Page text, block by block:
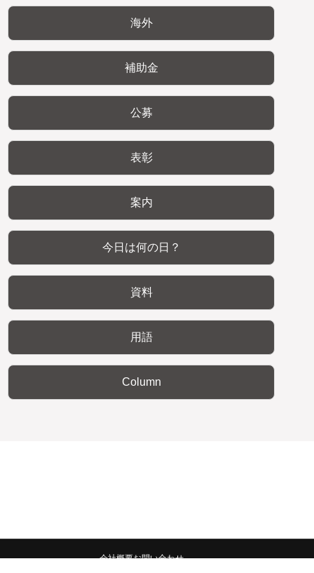
海外
補助金
公募
表彰
案内
今日は何の日？
資料
用語
Column
会社概要お問い合わせ